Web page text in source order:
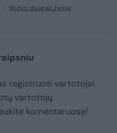
Rodyti daugiau žymių
registruoti vartotojai.
vartotojų
komentaruose!